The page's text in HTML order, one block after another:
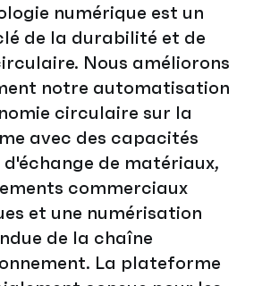
numérique est un
de la durabilité et de
Nous améliorons
notre automatisation
circulaire sur la
avec des capacités
de matériaux,
commerciaux
et une numérisation
de la chaîne
La plateforme